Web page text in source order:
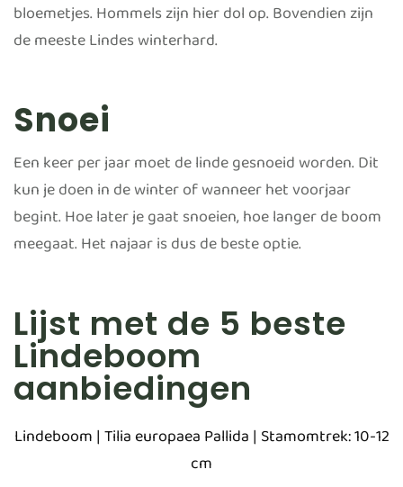
bloemetjes. Hommels zijn hier dol op. Bovendien zijn
de meeste Lindes winterhard.
Snoei
Een keer per jaar moet de linde gesnoeid worden. Dit
kun je doen in de winter of wanneer het voorjaar
begint. Hoe later je gaat snoeien, hoe langer de boom
meegaat. Het najaar is dus de beste optie.
Lijst met de 5 beste
Lindeboom
aanbiedingen
Lindeboom | Tilia europaea Pallida | Stamomtrek: 10-12
cm